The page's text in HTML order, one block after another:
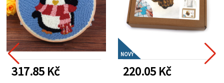
317.85 Kč
NOVÝ
220.05 Kč